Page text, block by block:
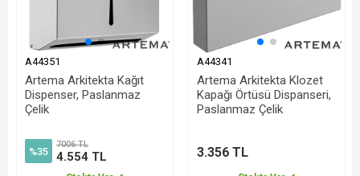
A44351
Artema Arkitekta Kağıt
Dispenser, Paslanmaz
Çelik
%35
7006 TL
4.554 TL
A44341
Artema Arkitekta Klozet
Kapağı Örtüsü Dispanseri,
Paslanmaz Çelik
3.356 TL